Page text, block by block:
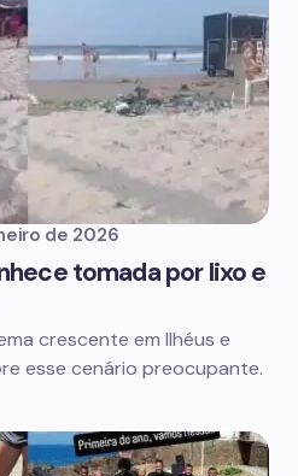
de 2026
tomada por lixo e
crescente em Ilhéus e
esse cenário preocupante.